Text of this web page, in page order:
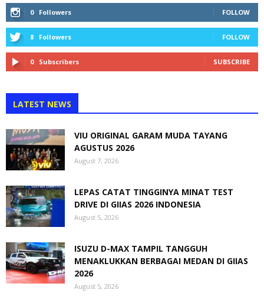
0 Followers FOLLOW
8 Followers FOLLOW
0 Subscribers SUBSCRIBE
LATEST NEWS
VIU ORIGINAL GARAM MUDA TAYANG
AGUSTUS 2026
August 7, 2026
LEPAS CATAT TINGGINYA MINAT TEST
DRIVE DI GIIAS 2026 INDONESIA
August 5, 2026
ISUZU D-MAX TAMPIL TANGGUH
MENAKLUKKAN BERBAGAI MEDAN DI GIIAS
2026
August 5, 2026